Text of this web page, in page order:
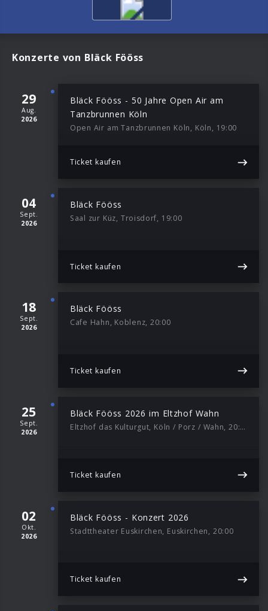
Konzerte von Bläck Fööss
29
Aug.
2026
Bläck Fööss - 50 Jahre Open Air am
Tanzbrunnen Köln
Open Air am Tanzbrunnen Köln, Köln, 19:00
Ticket kaufen
04
Sept.
2026
Bläck Fööss
Saal zur Küz, Troisdorf, 19:00
Ticket kaufen
18
Sept.
2026
Bläck Fööss
Cafe Hahn, Koblenz, 20:00
Ticket kaufen
25
Sept.
2026
Bläck Fööss 2026 im Eltzhof Wahn
Eltzhof das Kulturgut, Köln / Porz / Wahn, 20:00
Ticket kaufen
02
Okt.
2026
Bläck Fööss - Konzert 2026
Stadttheater Euskirchen, Euskirchen, 20:00
Ticket kaufen